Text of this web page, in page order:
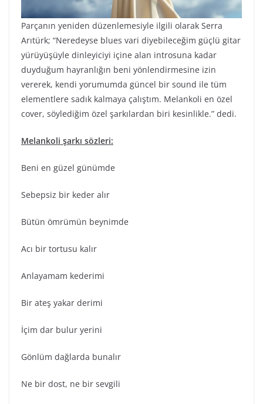
Parçanın yeniden düzenlemesiyle ilgili olarak Serra
Arıtürk; “Neredeyse blues vari diyebileceğim güçlü gitar
yürüyüşüyle dinleyiciyi içine alan introsuna kadar
duyduğum hayranlığın beni yönlendirmesine izin
vererek, kendi yorumumda güncel bir sound ile tüm
elementlere sadık kalmaya çalıştım. Melankoli en özel
cover, söylediğim özel şarkılardan biri kesinlikle.” dedi.
Melankoli şarkı sözleri:
Beni en güzel günümde
Sebepsiz bir keder alır
Bütün ömrümün beynimde
Acı bir tortusu kalır
Anlayamam kederimi
Bir ateş yakar derimi
İçim dar bulur yerini
Gönlüm dağlarda bunalır
Ne bir dost, ne bir sevgili